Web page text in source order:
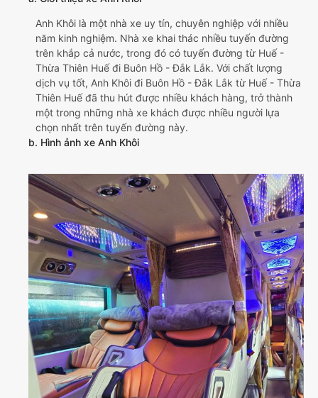
Anh Khôi là một nhà xe uy tín, chuyên nghiệp với nhiều
năm kinh nghiệm. Nhà xe khai thác nhiều tuyến đường
trên khắp cả nước, trong đó có tuyến đường từ Huế -
Thừa Thiên Huế đi Buôn Hồ - Đắk Lắk. Với chất lượng
dịch vụ tốt, Anh Khôi đi Buôn Hồ - Đắk Lắk từ Huế - Thừa
Thiên Huế đã thu hút được nhiều khách hàng, trở thành
một trong những nhà xe khách được nhiều người lựa
chọn nhất trên tuyến đường này.
b. Hình ảnh xe Anh Khôi